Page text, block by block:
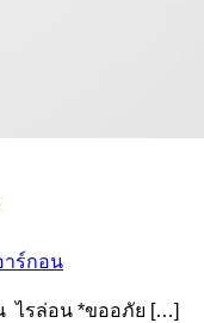
าร์กอน
ไรล่อน *ขออภัย […]